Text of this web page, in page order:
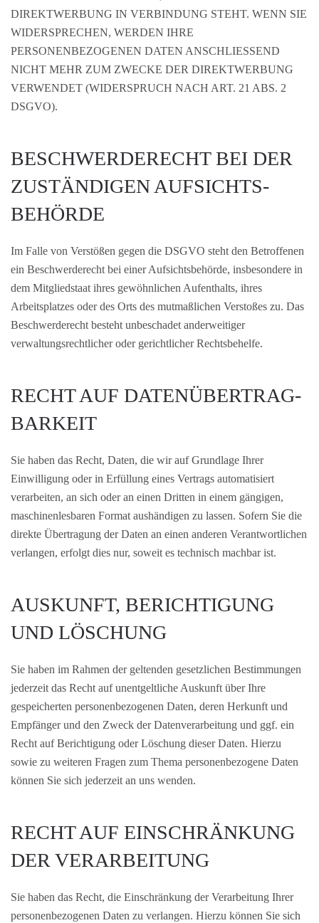
DIREKTWERBUNG IN VERBINDUNG STEHT. WENN SIE
WIDERSPRECHEN, WERDEN IHRE
PERSONENBEZOGENEN DATEN ANSCHLIESSEND
NICHT MEHR ZUM ZWECKE DER DIREKTWERBUNG
VERWENDET (WIDERSPRUCH NACH ART. 21 ABS. 2
DSGVO).
BESCHWERDE­RECHT BEI DER
ZUSTÄNDIGEN AUFSICHTS­
BEHÖRDE
Im Falle von Verstößen gegen die DSGVO steht den Betroffenen
ein Beschwerderecht bei einer Aufsichtsbehörde, insbesondere in
dem Mitgliedstaat ihres gewöhnlichen Aufenthalts, ihres
Arbeitsplatzes oder des Orts des mutmaßlichen Verstoßes zu. Das
Beschwerderecht besteht unbeschadet anderweitiger
verwaltungsrechtlicher oder gerichtlicher Rechtsbehelfe.
RECHT AUF DATEN­ÜBERTRAG­
BARKEIT
Sie haben das Recht, Daten, die wir auf Grundlage Ihrer
Einwilligung oder in Erfüllung eines Vertrags automatisiert
verarbeiten, an sich oder an einen Dritten in einem gängigen,
maschinenlesbaren Format aushändigen zu lassen. Sofern Sie die
direkte Übertragung der Daten an einen anderen Verantwortlichen
verlangen, erfolgt dies nur, soweit es technisch machbar ist.
AUSKUNFT, BERICHTIGUNG
UND LÖSCHUNG
Sie haben im Rahmen der geltenden gesetzlichen Bestimmungen
jederzeit das Recht auf unentgeltliche Auskunft über Ihre
gespeicherten personenbezogenen Daten, deren Herkunft und
Empfänger und den Zweck der Datenverarbeitung und ggf. ein
Recht auf Berichtigung oder Löschung dieser Daten. Hierzu
sowie zu weiteren Fragen zum Thema personenbezogene Daten
können Sie sich jederzeit an uns wenden.
RECHT AUF EINSCHRÄNKUNG
DER VERARBEITUNG
Sie haben das Recht, die Einschränkung der Verarbeitung Ihrer
personenbezogenen Daten zu verlangen. Hierzu können Sie sich